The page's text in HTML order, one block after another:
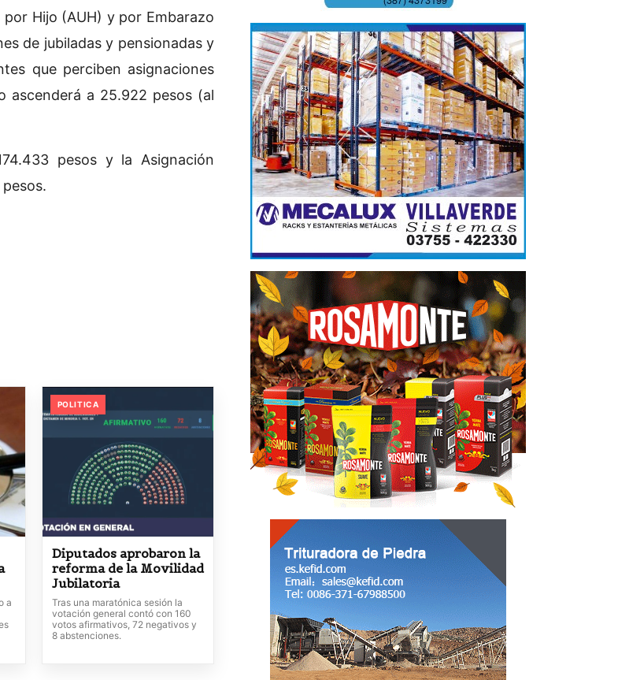
Hijo (AUH) y por Embarazo
de jubiladas y pensionadas y
que perciben asignaciones
ascenderá a 25.922 pesos (al
pesos y la Asignación
a
POLITICA
Diputados aprobaron la
reforma de la Movilidad
Jubilatoria
Tras una maratónica sesión la
votación general contó con 160
votos afirmativos, 72 negativos y
8 abstenciones.